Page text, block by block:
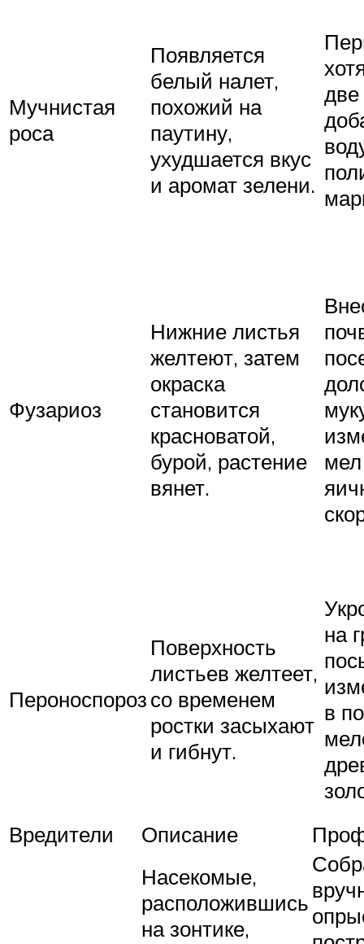
Мучнистая
роса
Появляется
белый налет,
похожий на
паутину,
ухудшается вкус
и аромат зелени.
две
Фузариоз
Нижние листья
желтеют, затем
окраска
становится
красноватой,
бурой, растение
вянет.
Пероноспороз
Поверхность
листьев желтеет,
со временем
ростки засыхают
и гибнут.
на
в
Вредители
Описание
Насекомые,
расположившись
на зонтике,